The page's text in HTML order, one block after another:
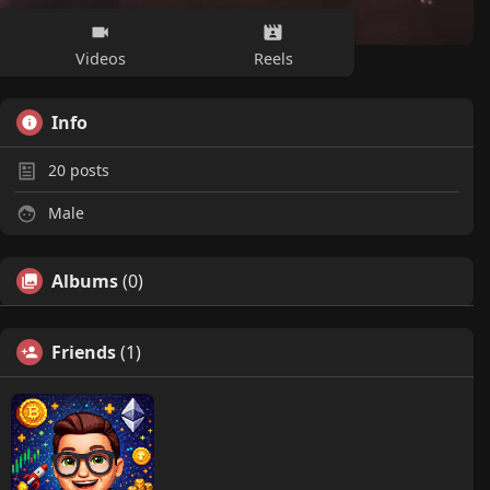
Videos Reels
Info
20 posts
Male
Albums(0)
Friends(1)